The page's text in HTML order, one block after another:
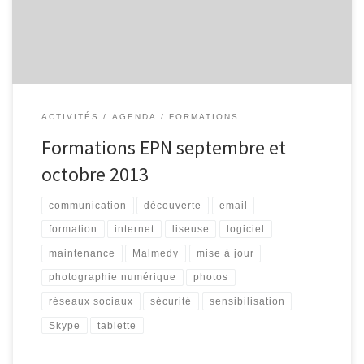
ACTIVITÉS AGENDA FORMATIONS
Formations EPN septembre et
octobre 2013
communication découverte email
formation internet liseuse logiciel
maintenance Malmedy mise à jour
photographie numérique photos
réseaux sociaux sécurité sensibilisation
Skype tablette